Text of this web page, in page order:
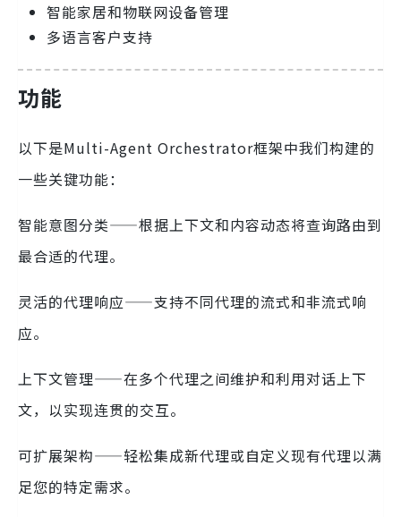
智能家居和物联网设备管理
多语言客户支持
功能
以下是Multi-Agent Orchestrator框架中我们构建的
一些关键功能：
智能意图分类——根据上下文和内容动态将查询路由到
最合适的代理。
灵活的代理响应——支持不同代理的流式和非流式响
应。
上下文管理——在多个代理之间维护和利用对话上下
文，以实现连贯的交互。
可扩展架构——轻松集成新代理或自定义现有代理以满
足您的特定需求。